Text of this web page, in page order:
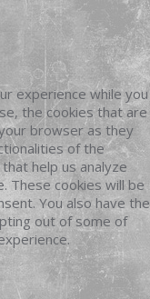
experience while you
the cookies that are
browser as they
of the
help us analyze
These cookies will be
You also have the
out of some of